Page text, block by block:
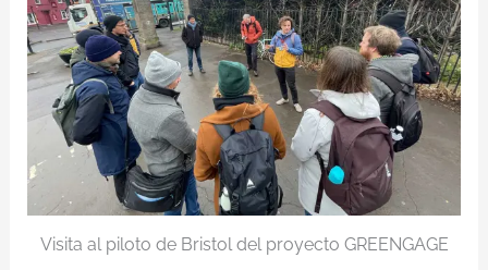
Visita al piloto de Bristol del proyecto GREENGAGE